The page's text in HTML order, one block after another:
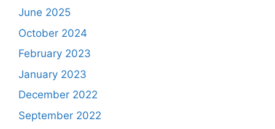
June 2025
October 2024
February 2023
January 2023
December 2022
September 2022